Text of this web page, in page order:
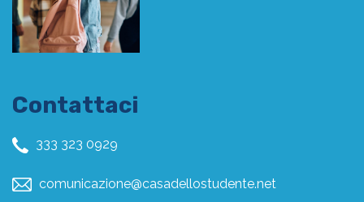
Contattaci
333 323 0929
comunicazione@casadellostudente.net